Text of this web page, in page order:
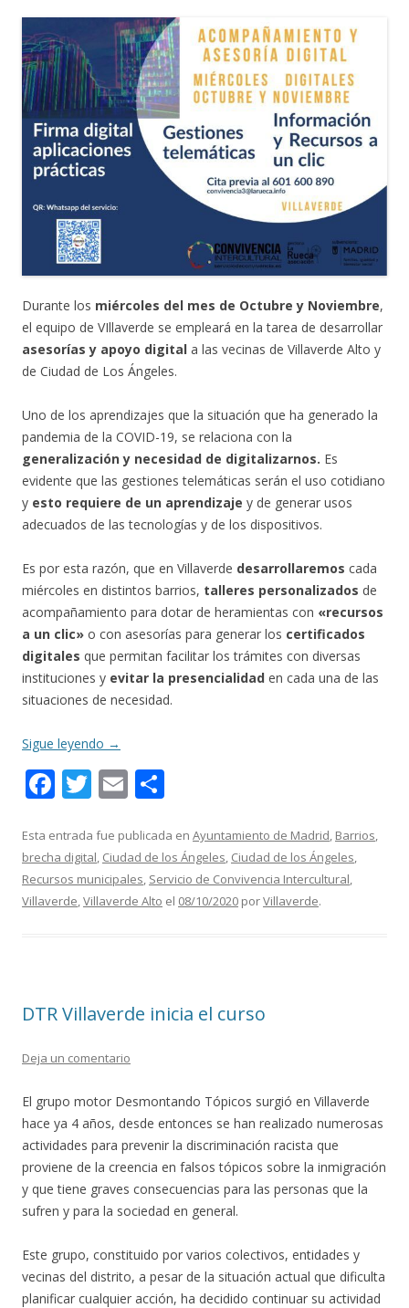
Durante los miércoles del mes de Octubre y Noviembre,
el equipo de VIllaverde se empleará en la tarea de desarrollar
asesorías y apoyo digital a las vecinas de Villaverde Alto y
de Ciudad de Los Ángeles.
Uno de los aprendizajes que la situación que ha generado la
pandemia de la COVID-19, se relaciona con la
generalización y necesidad de digitalizarnos. Es
evidente que las gestiones telemáticas serán el uso cotidiano
y esto requiere de un aprendizaje y de generar usos
adecuados de las tecnologías y de los dispositivos.
Es por esta razón, que en Villaverde desarrollaremos cada
miércoles en distintos barrios, talleres personalizados de
acompañamiento para dotar de heramientas con «recursos
a un clic» o con asesorías para generar los certificados
digitales que permitan facilitar los trámites con diversas
instituciones y evitar la presencialidad en cada una de las
situaciones de necesidad.
Sigue leyendo →
F
e
b
o
T
itt
er
E
ai
l
m
p
ar
Esta entrada fue publicada en Ayuntamiento de Madrid, Barrios,
brecha digital, Ciudad de los Ángeles, Ciudad de los Ángeles,
Recursos municipales, Servicio de Convivencia Intercultural,
Villaverde,Villaverde Alto el 08/10/2020 porVillaverde.
DTR Villaverde inicia el curso
Deja un comentario
El grupo motor Desmontando Tópicos surgió en Villaverde
hace ya 4 años, desde entonces se han realizado numerosas
actividades para prevenir la discriminación racista que
proviene de la creencia en falsos tópicos sobre la inmigración
y que tiene graves consecuencias para las personas que la
sufren y para la sociedad en general.
Este grupo, constituido por varios colectivos, entidades y
vecinas del distrito, a pesar de la situación actual que dificulta
planificar cualquier acción, ha decidido continuar su actividad